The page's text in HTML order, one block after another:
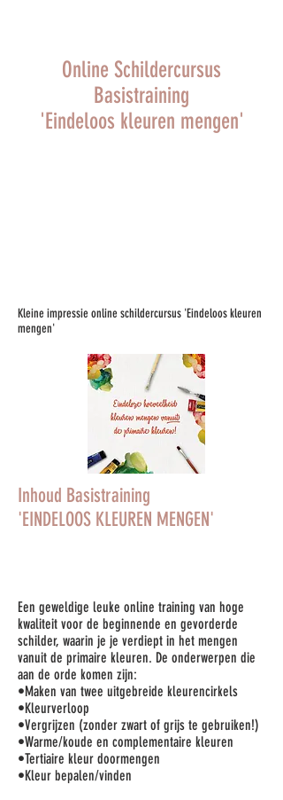
Online Schildercursus
Basistraining
'Eindeloos kleuren mengen'
Inhoud Basistraining
'EINDELOOS KLEUREN MENGEN'
Een geweldige leuke online training van hoge
kwaliteit voor de beginnende en gevorderde
schilder, waarin je je verdiept in het mengen
vanuit de primaire kleuren. De onderwerpen die
aan de orde komen zijn:
•Maken van twee uitgebreide kleurencirkels
•Kleurverloop
•Vergrijzen (zonder zwart of grijs te gebruiken!)
•Warme/koude en complementaire kleuren
•Tertiaire kleur doormengen
•Kleur bepalen/vinden
Kleine impressie online schildercursus 'Eindeloos kleuren
mengen'